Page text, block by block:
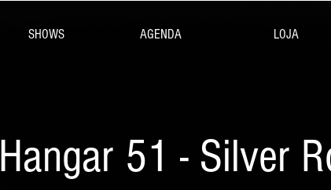
SHOWS AGENDA LOJA
Hangar 51 - Silver